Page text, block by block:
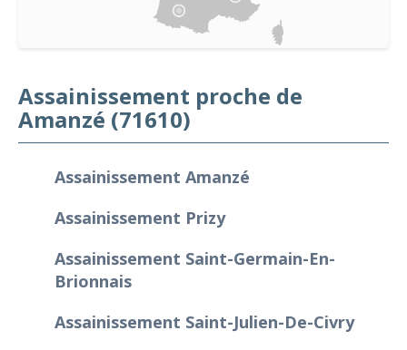
Assainissement proche de
Amanzé (71610)
Assainissement Amanzé
Assainissement Prizy
Assainissement Saint-Germain-En-
Brionnais
Assainissement Saint-Julien-De-Civry